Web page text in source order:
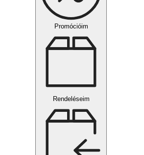
Promócióim
Rendeléseim